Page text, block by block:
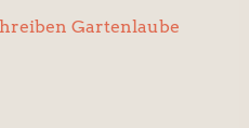
Gartenlaube